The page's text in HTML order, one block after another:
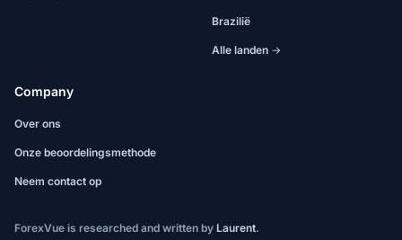
Brazilië
Alle landen →
Company
Over ons
Onze beoordelingsmethode
Neem contact op
ForexVue is researched and written by Laurent.